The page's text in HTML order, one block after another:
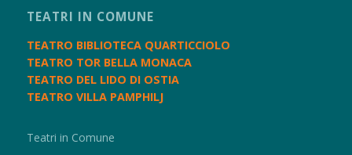
TEATRI IN COMUNE
TEATRO BIBLIOTECA QUARTICCIOLO
TEATRO TOR BELLA MONACA
TEATRO DEL LIDO DI OSTIA
TEATRO VILLA PAMPHILJ
Teatri in Comune